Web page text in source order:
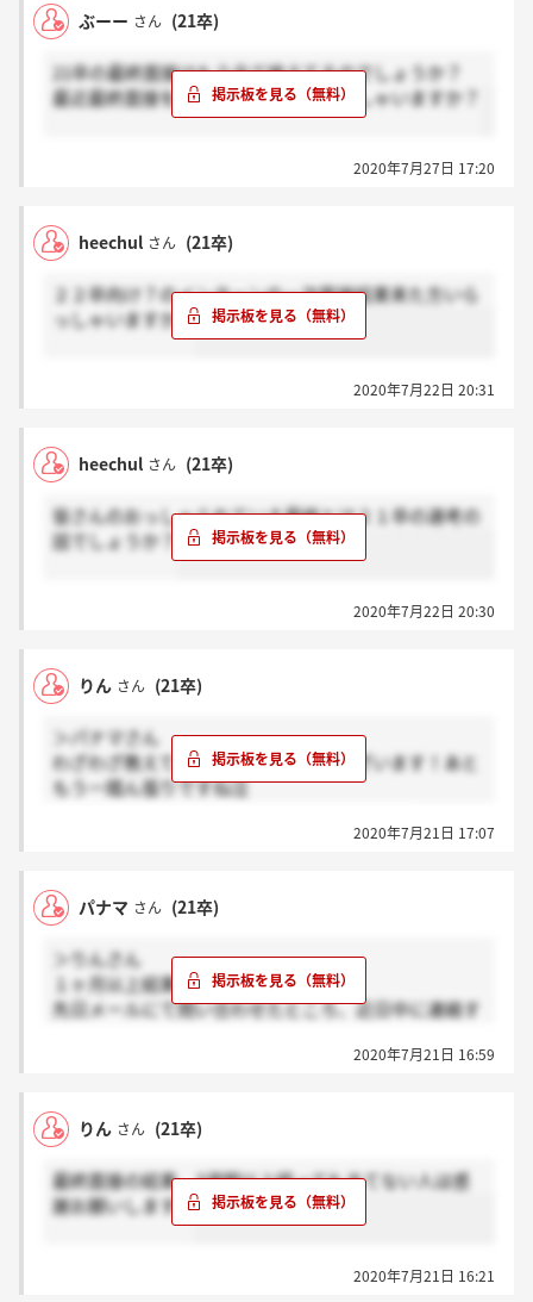
ぶーー さん (21卒)
21卒の最終面接はもう全て終えてるのでしょうか？
最近最終面接を受けられた方はいらっしゃいますか？
2020年7月27日 17:20
heechul さん (21卒)
２２卒向け？のインターンの一次面接結果来た方いら
っしゃいますか？
2020年7月22日 20:31
heechul さん (21卒)
皆さんのおっしゃられている最終とは２１卒の選考の
話でしょうか？
2020年7月22日 20:30
りん さん (21卒)
＞パナマさん
わざわざ教えてくださりありがとうございます！あと
もう一踏ん張りですね泣
2020年7月21日 17:07
パナマ さん (21卒)
＞りんさん
１ヶ月以上結果を待っている者です。
先日メールにて問い合わせたところ、近日中に連絡す
辛いですがもう少し待ってみましょう。2020年7月21日 16:59
りん さん (21卒)
最終面接の結果、3週間以上経ってもきてない人は感
謝お願いします。
2020年7月21日 16:21